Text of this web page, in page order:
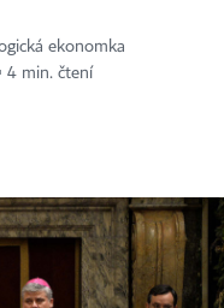
ekonomka
4 min. čtení